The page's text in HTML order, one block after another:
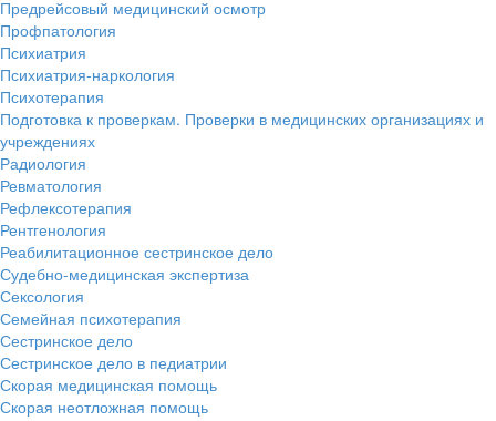
Предрейсовый медицинский осмотр
Профпатология
Психиатрия
Психиатрия-наркология
Психотерапия
Подготовка к проверкам. Проверки в медицинских организациях и
учреждениях
Радиология
Ревматология
Рефлексотерапия
Рентгенология
Реабилитационное сестринское дело
Судебно-медицинская экспертиза
Сексология
Семейная психотерапия
Сестринское дело
Сестринское дело в педиатрии
Скорая медицинская помощь
Скорая неотложная помощь